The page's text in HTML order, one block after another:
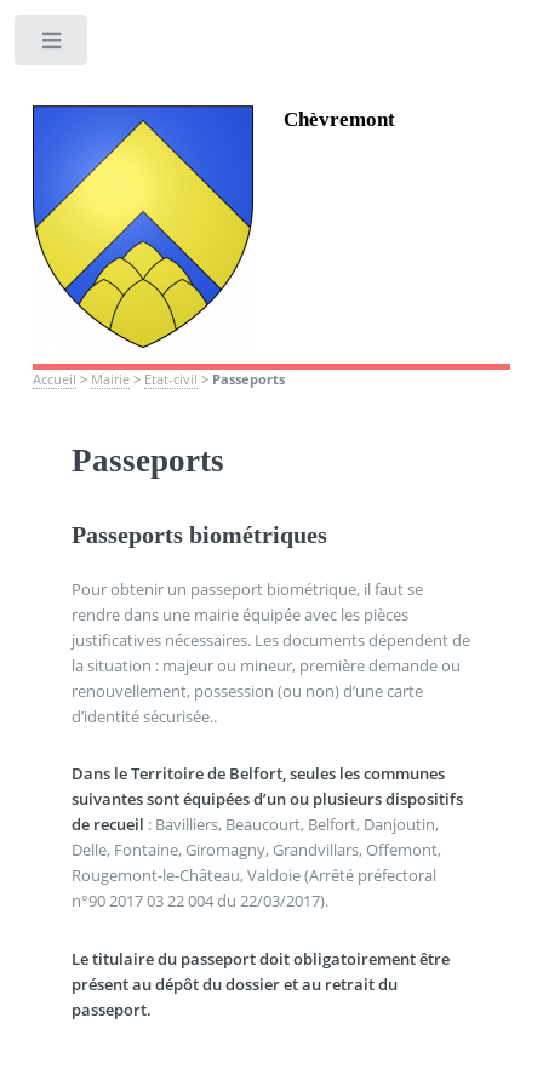
Chèvremont
Accueil > Mairie> Etat-civil > Passeports
Passeports
Passeports biométriques
Pour obtenir un passeport biométrique, il faut se
rendre dans une mairie équipée avec les pièces
justificatives nécessaires. Les documents dépendent de
la situation : majeur ou mineur, première demande ou
renouvellement, possession (ou non) d’une carte
d’identité sécurisée..
Dans le Territoire de Belfort, seules les communes
suivantes sont équipées d’un ou plusieurs dispositifs
de recueil : Bavilliers, Beaucourt, Belfort, Danjoutin,
Delle, Fontaine, Giromagny, Grandvillars, Offemont,
Rougemont-le-Château, Valdoie (Arrêté préfectoral
n°90 2017 03 22 004 du 22/03/2017).
Le titulaire du passeport doit obligatoirement être
présent au dépôt du dossier et au retrait du
passeport.